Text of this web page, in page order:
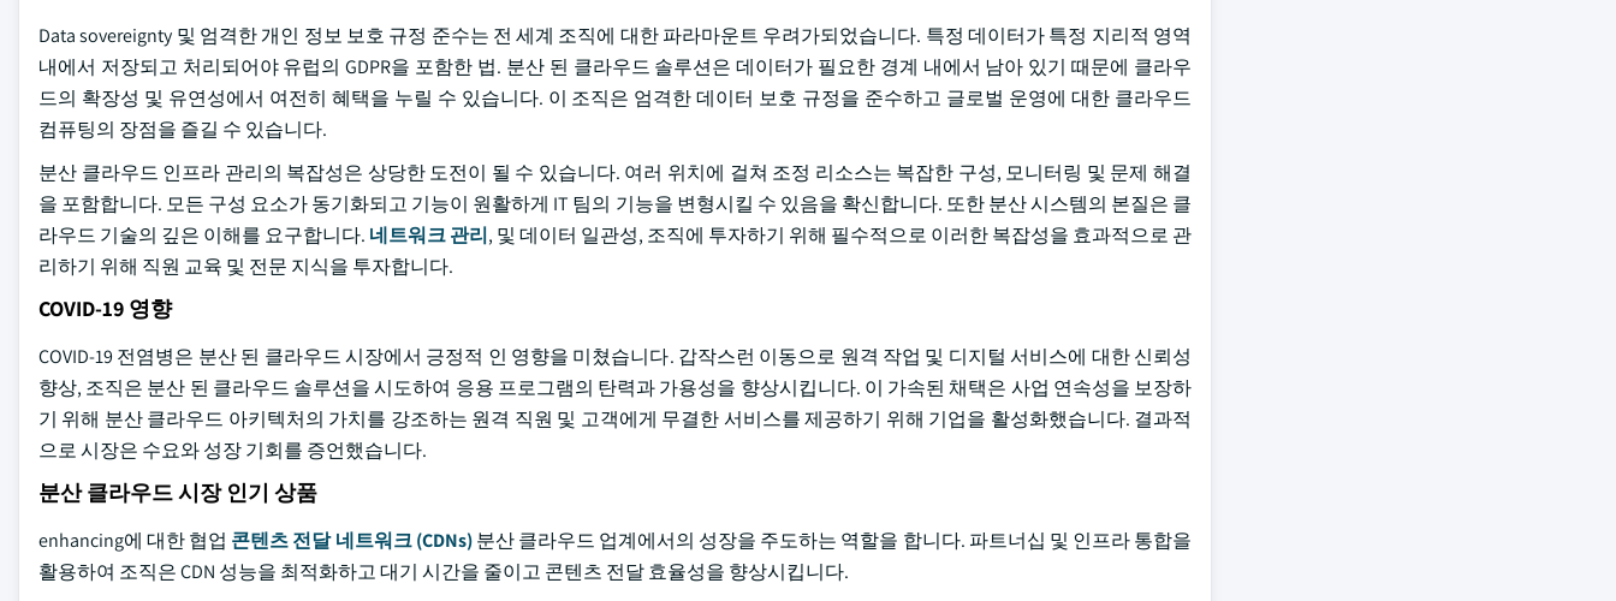
Data sovereignty 및 엄격한 개인 정보 보호 규정 준수는 전 세계 조직에 대한 파라마운트 우려가되었습니다. 특정 데이터가 특정 지리적 영역
내에서 저장되고 처리되어야 유럽의 GDPR을 포함한 법. 분산 된 클라우드 솔루션은 데이터가 필요한 경계 내에서 남아 있기 때문에 클라우
드의 확장성 및 유연성에서 여전히 혜택을 누릴 수 있습니다. 이 조직은 엄격한 데이터 보호 규정을 준수하고 글로벌 운영에 대한 클라우드
컴퓨팅의 장점을 즐길 수 있습니다.
분산 클라우드 인프라 관리의 복잡성은 상당한 도전이 될 수 있습니다. 여러 위치에 걸쳐 조정 리소스는 복잡한 구성, 모니터링 및 문제 해결
을 포함합니다. 모든 구성 요소가 동기화되고 기능이 원활하게 IT 팀의 기능을 변형시킬 수 있음을 확신합니다. 또한 분산 시스템의 본질은 클
라우드 기술의 깊은 이해를 요구합니다. 네트워크 관리, 및 데이터 일관성, 조직에 투자하기 위해 필수적으로 이러한 복잡성을 효과적으로 관
리하기 위해 직원 교육 및 전문 지식을 투자합니다.
COVID-19 영향
COVID-19 전염병은 분산 된 클라우드 시장에서 긍정적 인 영향을 미쳤습니다. 갑작스런 이동으로 원격 작업 및 디지털 서비스에 대한 신뢰성
향상, 조직은 분산 된 클라우드 솔루션을 시도하여 응용 프로그램의 탄력과 가용성을 향상시킵니다. 이 가속된 채택은 사업 연속성을 보장하
기 위해 분산 클라우드 아키텍처의 가치를 강조하는 원격 직원 및 고객에게 무결한 서비스를 제공하기 위해 기업을 활성화했습니다. 결과적
으로 시장은 수요와 성장 기회를 증언했습니다.
분산 클라우드 시장 인기 상품
enhancing에 대한 협업 콘텐츠 전달 네트워크 (CDNs)분산 클라우드 업계에서의 성장을 주도하는 역할을 합니다. 파트너십 및 인프라 통합을
활용하여 조직은 CDN 성능을 최적화하고 대기 시간을 줄이고 콘텐츠 전달 효율성을 향상시킵니다.